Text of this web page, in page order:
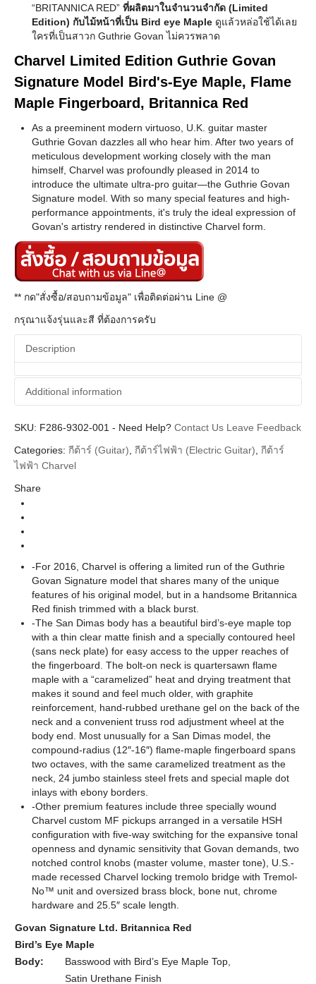
“BRITANNICA RED” ที่ผลิตมาในจำนวนจำกัด (Limited
Edition) กับไม้หน้าที่เป็น Bird eye Maple ดูแล้วหล่อใช้ได้เลย
ใครที่เป็นสาวก Guthrie Govan ไม่ควรพลาด
Charvel Limited Edition Guthrie Govan
Signature Model Bird's-Eye Maple, Flame
Maple Fingerboard, Britannica Red
As a preeminent modern virtuoso, U.K. guitar master
Guthrie Govan dazzles all who hear him. After two years of
meticulous development working closely with the man
himself, Charvel was profoundly pleased in 2014 to
introduce the ultimate ultra-pro guitar—the Guthrie Govan
Signature model. With so many special features and high-
performance appointments, it's truly the ideal expression of
Govan's artistry rendered in distinctive Charvel form.
** กด"สั่งซื้อ/สอบถามข้อมูล" เพื่อติดต่อผ่าน Line @
กรุณาแจ้งรุ่นและสี ที่ต้องการครับ
Description
Additional information
Additional information
Brands Charvel
SKU: F286-9302-001 - Need Help? Contact Us Leave Feedback
Categories: กีต้าร์ (Guitar) กีต้าร์ไฟฟ้า (Electric Guitar) กีต้าร์
ไฟฟ้า Charvel
Share
-For 2016, Charvel is offering a limited run of the Guthrie
Govan Signature model that shares many of the unique
features of his original model, but in a handsome Britannica
Red finish trimmed with a black burst.
-The San Dimas body has a beautiful bird’s-eye maple top
with a thin clear matte finish and a specially contoured heel
(sans neck plate) for easy access to the upper reaches of
the fingerboard. The bolt-on neck is quartersawn flame
maple with a “caramelized” heat and drying treatment that
makes it sound and feel much older, with graphite
reinforcement, hand-rubbed urethane gel on the back of the
neck and a convenient truss rod adjustment wheel at the
body end. Most unusually for a San Dimas model, the
compound-radius (12″-16″) flame-maple fingerboard spans
two octaves, with the same caramelized treatment as the
neck, 24 jumbo stainless steel frets and special maple dot
inlays with ebony borders.
-Other premium features include three specially wound
Charvel custom MF pickups arranged in a versatile HSH
configuration with five-way switching for the expansive tonal
openness and dynamic sensitivity that Govan demands, two
notched control knobs (master volume, master tone), U.S.-
made recessed Charvel locking tremolo bridge with Tremol-
No™ unit and oversized brass block, bone nut, chrome
hardware and 25.5″ scale length.
Govan Signature Ltd. Britannica Red
Bird’s Eye Maple
Body:
Basswood with Bird’s Eye Maple Top,
Satin Urethane Finish